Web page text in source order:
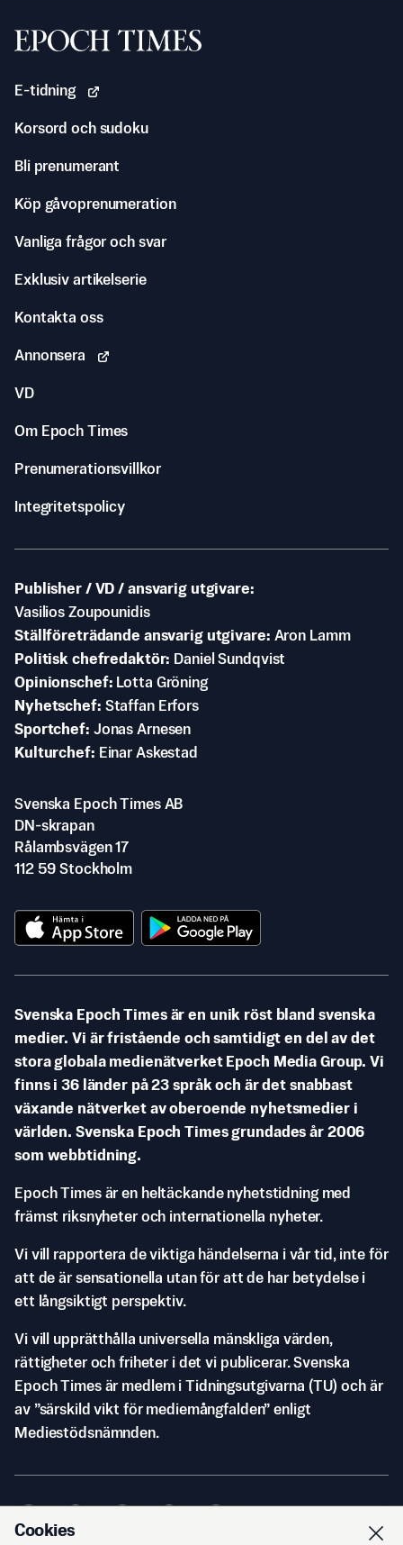
Svenska Epoch Times
E-tidning
Korsord och sudoku
Bli prenumerant
Köp gåvoprenumeration
Vanliga frågor och svar
Exklusiv artikelserie
Kontakta oss
Annonsera
VD
Om Epoch Times
Prenumerationsvillkor
Integritetspolicy
Publisher / VD / ansvarig utgivare
Vasilios Zoupounidis
Ställföreträdande ansvarig utgivare Aron Lamm
Politisk chefredaktör
Daniel Sundqvist
Opinionschef
Lotta Gröning
Nyhetschef Staffan Erfors
Sportchef Jonas Arnesen
Kulturchef
Einar Askestad
Svenska Epoch Times AB
DN-skrapan
Rålambsvägen 17
112 59 Stockholm
Svenska Epoch Times är en unik röst bland svenska
medier. Vi är fristående och samtidigt en del av det
stora globala medienätverket Epoch Media Group. Vi
finns i 36 länder på 23 språk och är det snabbast
växande nätverket av oberoende nyhetsmedier i
världen. Svenska Epoch Times grundades år 2006
som webbtidning.
Epoch Times är en heltäckande nyhetstidning med
främst riksnyheter och internationella nyheter.
Vi vill rapportera de viktiga händelserna i vår tid, inte för
att de är sensationella utan för att de har betydelse i
ett långsiktigt perspektiv.
Vi vill upprätthålla universella mänskliga värden,
rättigheter och friheter i det vi publicerar. Svenska
Epoch Times är medlem i Tidningsutgivarna (TU) och är
av ”särskild vikt för mediemångfalden” enligt
Mediestödsnämnden.
Cookies